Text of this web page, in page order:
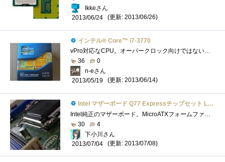
Ikkeさん
2013/06/24
(更新: 2013/06/26)
インテル® Core™ i7-3770
vPro対応なCPU。オーバークロック向けではないようですが、高性能なので快適です。vProPCの構成OS:CPU:IntelCorei7-3770マザーボード:メモリー:16GBSSD:電源:...
36
0
n-eさん
2013/05/19
(更新: 2013/06/14)
Intel マザーボード Q77 Expressチップセット LGA1155 BOXDQ77MK 【Micro-ATX】
Intel純正のマザーボード。MicroATXフォームファクタを採用した一見普通のマザーボードだが、単品販売のマザーとしては珍しいQ77チップセットを搭�...
30
4
下小川さん
2013/07/04
(更新: 2013/07/08)